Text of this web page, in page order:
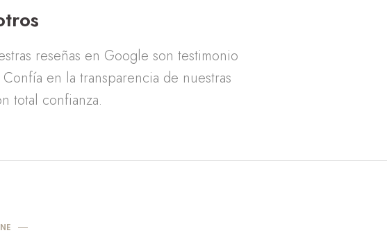
reseñas en Google son testimonio
en la transparencia de nuestras
total confianza.